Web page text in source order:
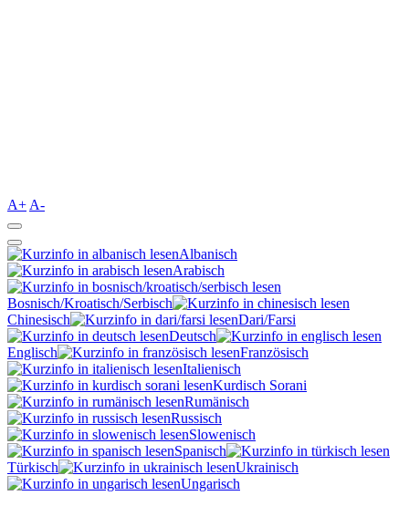
A+ A-
Albanisch
Arabisch
Bosnisch/Kroatisch/Serbisch
Chinesisch
Dari/Farsi
Deutsch
Englisch
Französisch
Italienisch
Kurdisch Sorani‎
Rumänisch
Russisch
Slowenisch
Spanisch
Türkisch
Ukrainisch
Ungarisch